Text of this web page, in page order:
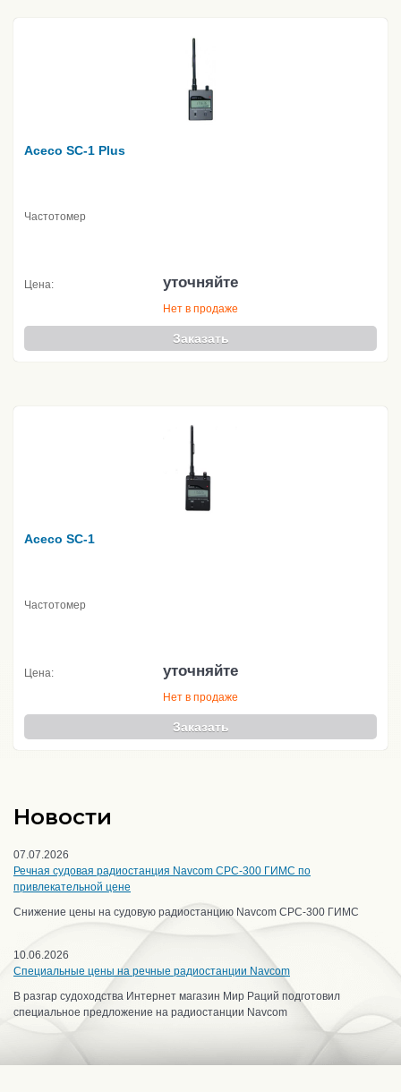
Aceco SC-1 Plus
Частотомер
Цена: уточняйте
Нет в продаже
Заказать
Aceco SC-1
Частотомер
Цена: уточняйте
Нет в продаже
Заказать
Новости
07.07.2026
Речная судовая радиостанция Navcom CPC-300 ГИМС по
привлекательной цене
Снижение цены на судовую радиостанцию Navcom CPC-300 ГИМС
10.06.2026
Специальные цены на речные радиостанции Navcom
В разгар судоходства Интернет магазин Мир Раций подготовил
специальное предложение на радиостанции Navcom